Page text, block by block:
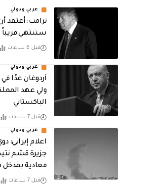
عربي ودولي
‏ترامب: أعتقد
ستنتهي قريباً
قبل 6 ساعات
عربي ودولي
أردوغان غدًا
ولي عهد
الباكستاني
قبل 7 ساعات
عربي ودولي
اعلام إيراني:
جزيرة قشم
معادية
قبل 7 ساعات